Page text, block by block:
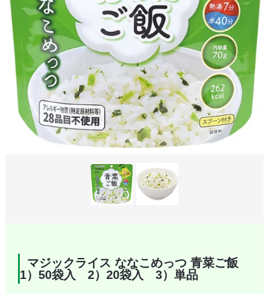
マジックライス ななこめっつ 青菜ご飯
1）50袋入 2）20袋入 3）単品